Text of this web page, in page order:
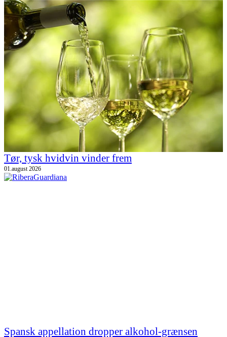
Tør, tysk hvidvin vinder frem
01.august 2026
Spansk appellation dropper alkohol-grænsen